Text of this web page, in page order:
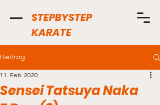
STEPBYSTEP
KARATE
Beitrag
Sensei Tatsuya Naka
11. Feb. 2020